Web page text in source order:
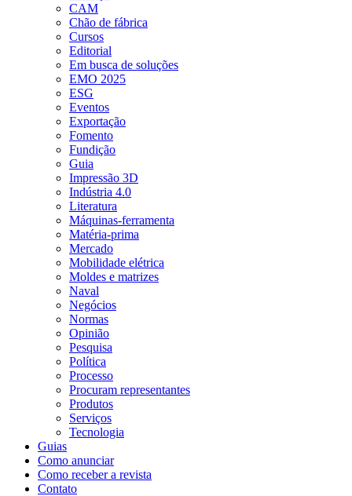
CAM
Chão de fábrica
Cursos
Editorial
Em busca de soluções
EMO 2025
ESG
Eventos
Exportação
Fomento
Fundição
Guia
Impressão 3D
Indústria 4.0
Literatura
Máquinas-ferramenta
Matéria-prima
Mercado
Mobilidade elétrica
Moldes e matrizes
Naval
Negócios
Normas
Opinião
Pesquisa
Política
Processo
Procuram representantes
Produtos
Serviços
Tecnologia
Guias
Como anunciar
Como receber a revista
Contato